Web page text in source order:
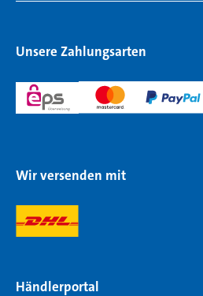
Unsere Zahlungsarten
Wir versenden mit
Händlerportal